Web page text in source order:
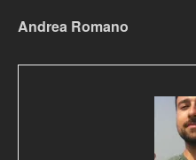
Andrea Romano